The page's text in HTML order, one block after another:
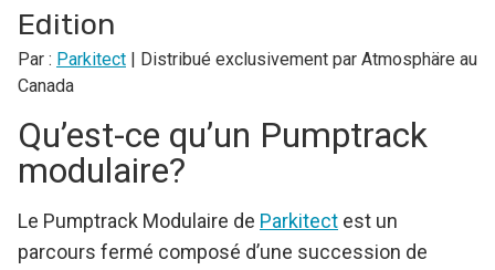
Edition
Par : Parkitect | Distribué exclusivement par Atmosphäre au
Canada
Qu’est-ce qu’un Pumptrack
modulaire?
Le Pumptrack Modulaire de Parkitect est un
parcours fermé composé d’une succession de